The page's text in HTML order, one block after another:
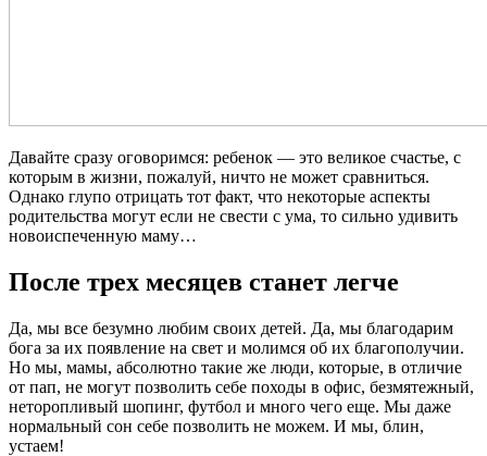
Давайте сразу оговоримся: ребенок — это великое счастье, с
которым в жизни, пожалуй, ничто не может сравниться.
Однако глупо отрицать тот факт, что некоторые аспекты
родительства могут если не свести с ума, то сильно удивить
новоиспеченную маму…
После трех месяцев станет легче
Да, мы все безумно любим своих детей. Да, мы благодарим
бога за их появление на свет и молимся об их благополучии.
Но мы, мамы, абсолютно такие же люди, которые, в отличие
от пап, не могут позволить себе походы в офис, безмятежный,
неторопливый шопинг, футбол и много чего еще. Мы даже
нормальный сон себе позволить не можем. И мы, блин,
устаем!